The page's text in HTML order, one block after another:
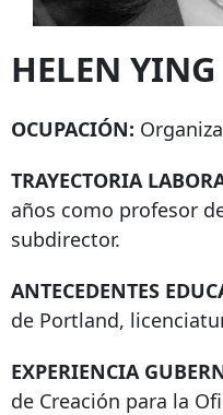
HELEN YING
OCUPACIÓN:
TRAYECTORIA
años como profesor
subdirector.
ANTECEDENTES
de Portland,
EXPERIENCIA
de Creación para la